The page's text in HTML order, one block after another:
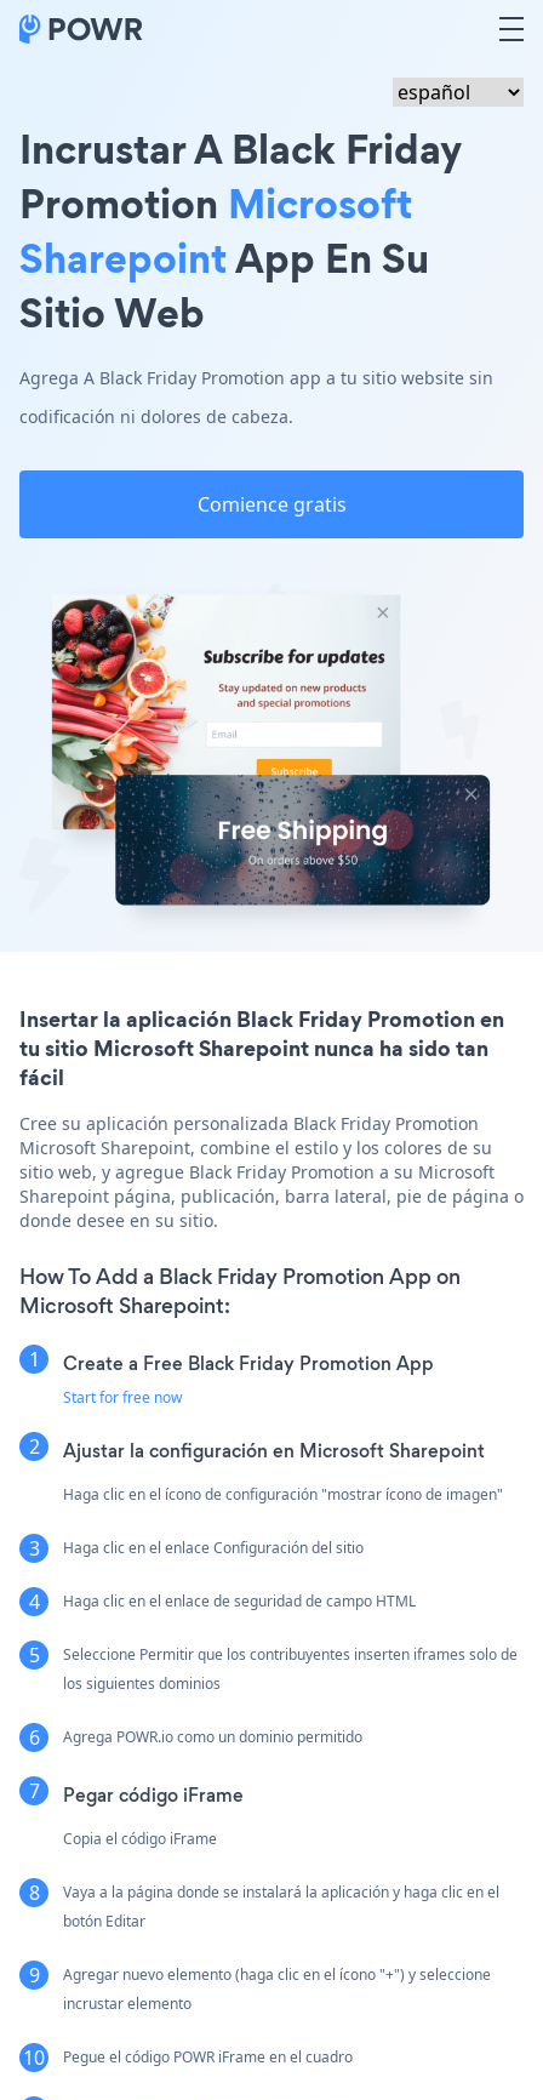
Incrustar A Black Friday
Promotion Microsoft
SharepointApp En Su
Sitio Web
Agrega A Black Friday Promotion app a tu sitio website sin
codificación ni dolores de cabeza.
Comience gratis
Insertar la aplicación Black Friday Promotion en
tu sitio Microsoft Sharepoint nunca ha sido tan
fácil
Cree su aplicación personalizada Black Friday Promotion
Microsoft Sharepoint, combine el estilo y los colores de su
sitio web, y agregue Black Friday Promotion a su Microsoft
Sharepoint página, publicación, barra lateral, pie de página o
donde desee en su sitio.
How To Add a Black Friday Promotion App on
Microsoft Sharepoint:
Create a Free Black Friday Promotion App
Start for free now
Ajustar la configuración en Microsoft Sharepoint
Haga clic en el ícono de configuración "mostrar ícono de imagen"
Haga clic en el enlace Configuración del sitio
Haga clic en el enlace de seguridad de campo HTML
Seleccione Permitir que los contribuyentes inserten iframes solo de
los siguientes dominios
Agrega POWR.io como un dominio permitido
Pegar código iFrame
Copia el código iFrame
Vaya a la página donde se instalará la aplicación y haga clic en el
botón Editar
Agregar nuevo elemento (haga clic en el ícono "+") y seleccione
incrustar elemento
Pegue el código POWR iFrame en el cuadro